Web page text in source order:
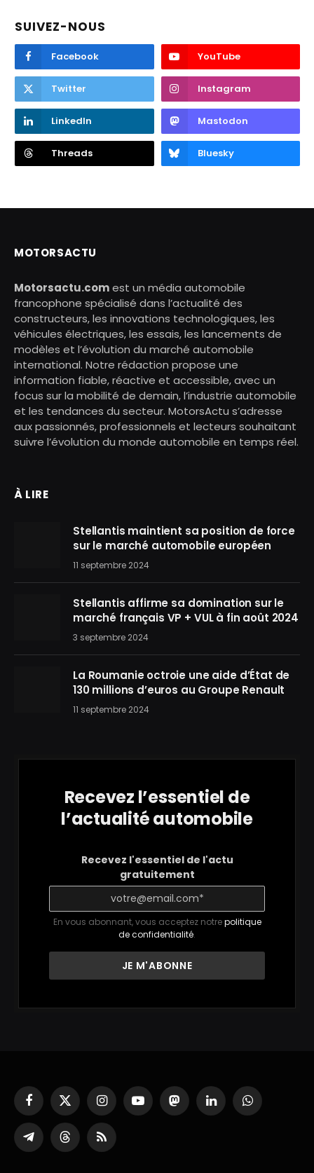
SUIVEZ-NOUS
Facebook YouTube
Twitter Instagram
LinkedIn Mastodon
Threads Bluesky
MOTORSACTU
Motorsactu.comest un média automobile
francophone spécialisé dans l’actualité des
constructeurs, les innovations technologiques, les
véhicules électriques, les essais, les lancements de
modèles et l’évolution du marché automobile
international. Notre rédaction propose une
information fiable, réactive et accessible, avec un
focus sur la mobilité de demain, l’industrie automobile
et les tendances du secteur. MotorsActu s’adresse
aux passionnés, professionnels et lecteurs souhaitant
suivre l’évolution du monde automobile en temps réel.
À LIRE
Stellantis maintient sa position de force
sur le marché automobile européen
11 septembre 2024
Stellantis affirme sa domination sur le
marché français VP + VUL à fin août 2024
3 septembre 2024
La Roumanie octroie une aide d’État de
130 millions d’euros au Groupe Renault
11 septembre 2024
Recevez l’essentiel de
l’actualité automobile
Recevez l'essentiel de l'actu
gratuitement
En vous abonnant, vous acceptez notrepolitique
de confidentialité.
Facebook
X
(Twitter)
InstagramYouTubeMastodonLinkedInWhatsApp
Partager
sur
ThreadsRSS